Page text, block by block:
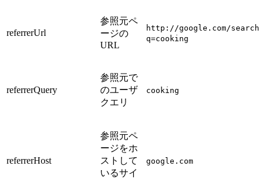
referrerUrl
参照元ペ
ージの
URL
http://google.com/search?
q=cooking
referrerQuery
参照元で
のユーザ
クエリ
cooking
referrerHost
参照元ペ
ージをホ
ストして
いるサイ
google.com